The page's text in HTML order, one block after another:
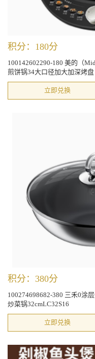
积分：180分
100142602290-180 美的（
煎饼锅34大口径加大加深烤
立即兑换
积分：380分
100274698682-380 三禾0涂
炒菜锅32cmLC32S16
立即兑换